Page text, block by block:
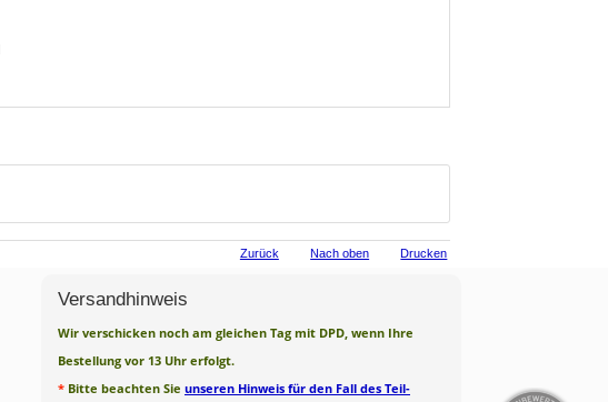
Zurück Nach oben Drucken
Versandhinweis
Wir verschicken noch am gleichen Tag mit DPD, wenn Ihre
Bestellung vor 13 Uhr erfolgt.
* Bitte beachten Sie unseren Hinweis für den Fall des Teil-